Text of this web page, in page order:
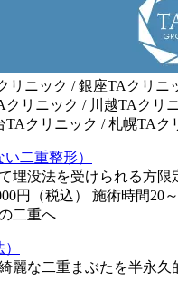
リニック / 銀座TAクリニ
クリニック / 川越TAクリ
クリニック / 札幌TAク
二重整形）
埋没法を受けられる方限
円（税込） 施術時間20～
二重へ
麗な二重まぶたを半永久